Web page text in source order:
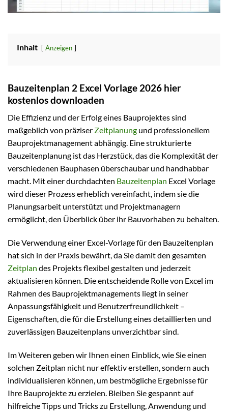
Inhalt Anzeigen
Bauzeitenplan 2 Excel Vorlage 2026 hier
kostenlos downloaden
Die Effizienz und der Erfolg eines Bauprojektes sind
maßgeblich von präziser Zeitplanung und professionellem
Bauprojektmanagement abhängig. Eine strukturierte
Bauzeitenplanung ist das Herzstück, das die Komplexität der
verschiedenen Bauphasen überschaubar und handhabbar
macht. Mit einer durchdachten Bauzeitenplan Excel Vorlage
wird dieser Prozess erheblich vereinfacht, indem sie die
Planungsarbeit unterstützt und Projektmanagern
ermöglicht, den Überblick über ihr Bauvorhaben zu behalten.
Die Verwendung einer Excel-Vorlage für den Bauzeitenplan
hat sich in der Praxis bewährt, da Sie damit den gesamten
Zeitplan des Projekts flexibel gestalten und jederzeit
aktualisieren können. Die entscheidende Rolle von Excel im
Rahmen des Bauprojektmanagements liegt in seiner
Anpassungsfähigkeit und Benutzerfreundlichkeit –
Eigenschaften, die für die Erstellung eines detaillierten und
zuverlässigen Bauzeitenplans unverzichtbar sind.
Im Weiteren geben wir Ihnen einen Einblick, wie Sie einen
solchen Zeitplan nicht nur effektiv erstellen, sondern auch
individualisieren können, um bestmögliche Ergebnisse für
Ihre Bauprojekte zu erzielen. Bleiben Sie gespannt auf
hilfreiche Tipps und Tricks zu Erstellung, Anwendung und